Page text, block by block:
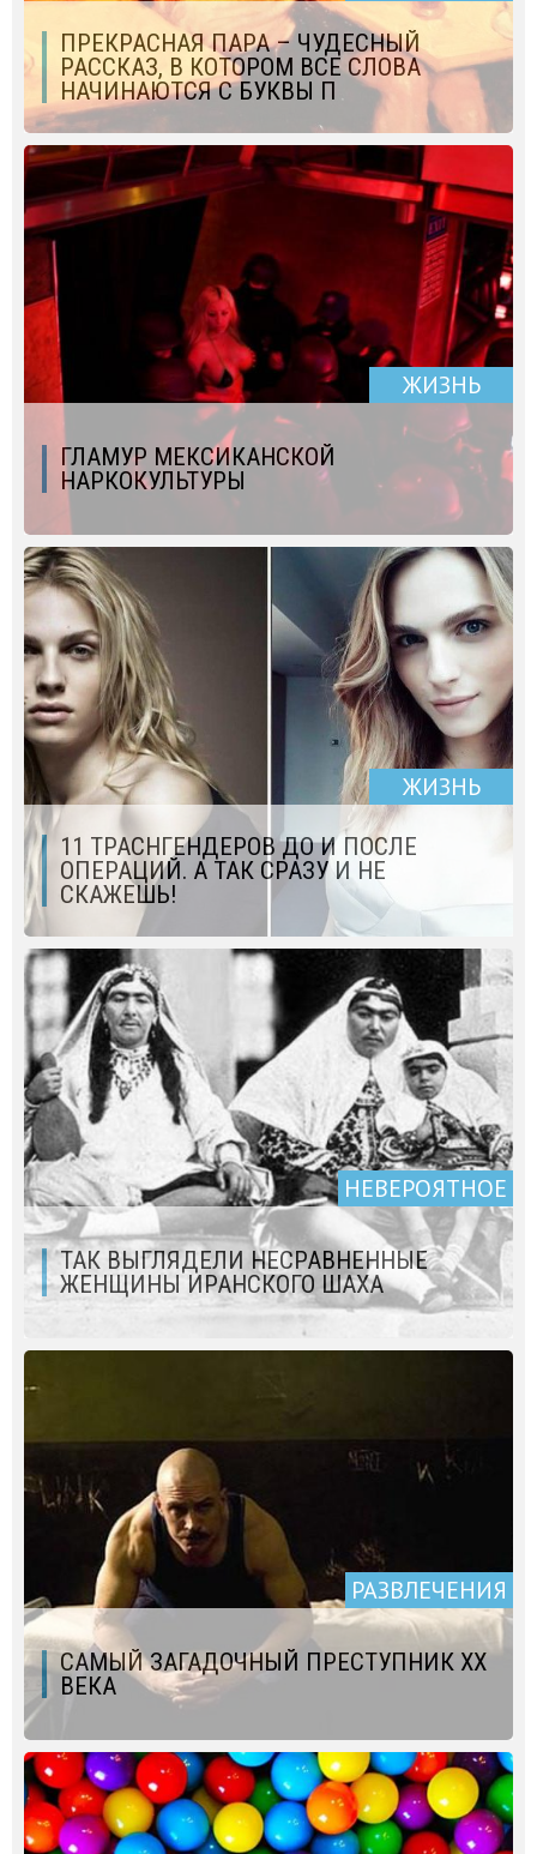
ПРЕКРАСНАЯ ПАРА – ЧУДЕСНЫЙ
РАССКАЗ, В КОТОРОМ ВСЕ СЛОВА
НАЧИНАЮТСЯ С БУКВЫ П
ЖИЗНЬ
ГЛАМУР МЕКСИКАНСКОЙ
НАРКОКУЛЬТУРЫ
ЖИЗНЬ
11 ТРАСНГЕНДЕРОВ ДО И ПОСЛЕ
ОПЕРАЦИЙ. А ТАК СРАЗУ И НЕ
СКАЖЕШЬ!
НЕВЕРОЯТНОЕ
ТАК ВЫГЛЯДЕЛИ НЕСРАВНЕННЫЕ
ЖЕНЩИНЫ ИРАНСКОГО ШАХА
РАЗВЛЕЧЕНИЯ
САМЫЙ ЗАГАДОЧНЫЙ ПРЕСТУПНИК ХХ
ВЕКА